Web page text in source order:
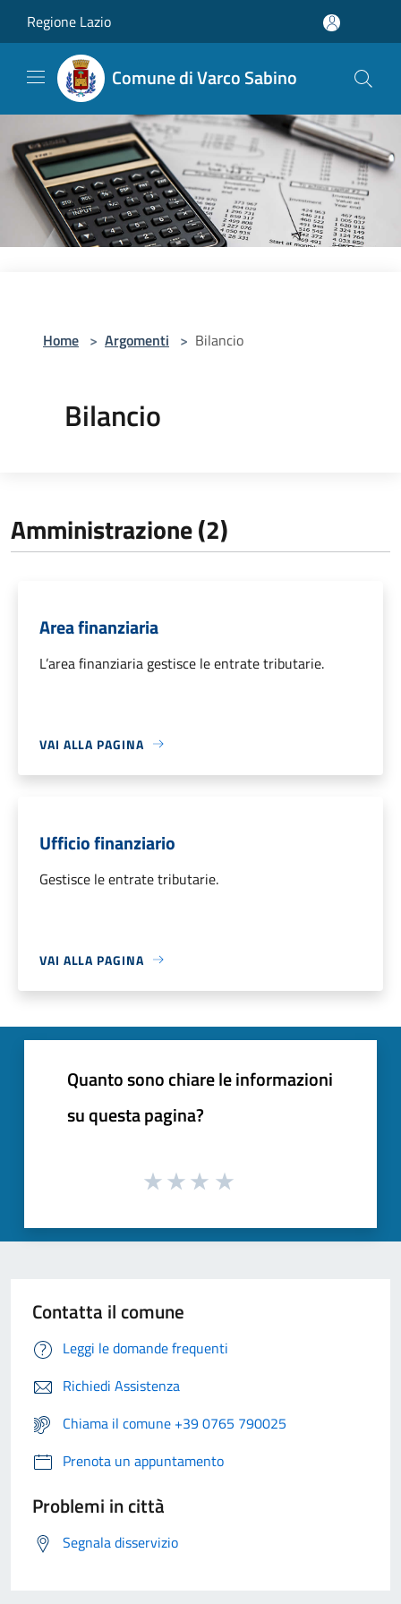
Regione Lazio
Comune di Varco Sabino
Home > Argomenti > Bilancio
Bilancio
Amministrazione (2)
Area finanziaria
L’area finanziaria gestisce le entrate tributarie.
VAI ALLA PAGINA
Ufficio finanziario
Gestisce le entrate tributarie.
VAI ALLA PAGINA
Quanto sono chiare le informazioni
su questa pagina?
Contatta il comune
Leggi le domande frequenti
Richiedi Assistenza
Chiama il comune +39 0765 790025
Prenota un appuntamento
Problemi in città
Segnala disservizio